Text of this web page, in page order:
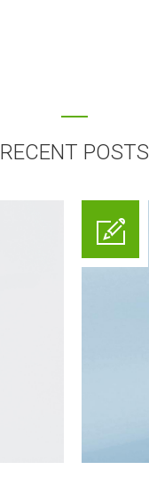
RECENT POSTS